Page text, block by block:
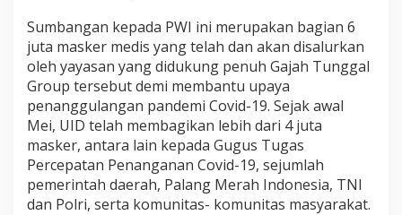
Sumbangan kepada PWI ini merupakan bagian 6
juta masker medis yang telah dan akan disalurkan
oleh yayasan yang didukung penuh Gajah Tunggal
Group tersebut demi membantu upaya
penanggulangan pandemi Covid-19. Sejak awal
Mei, UID telah membagikan lebih dari 4 juta
masker, antara lain kepada Gugus Tugas
Percepatan Penanganan Covid-19, sejumlah
pemerintah daerah, Palang Merah Indonesia, TNI
dan Polri, serta komunitas- komunitas masyarakat.